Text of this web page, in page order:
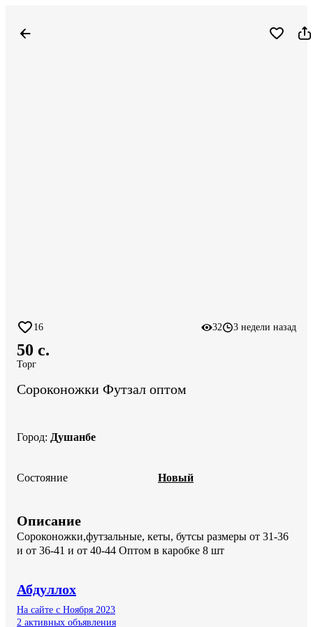
16 32 3 недели назад
50 c.
Торг
Сороконожки Футзал оптом
Город: Душанбе
Состояние Новый
Описание
Сороконожки,футзальные, кеты, бутсы размеры от 31-36
и от 36-41 и от 40-44 Оптом в каробке 8 шт
Абдуллох
На сайте с Ноября 2023
2 активных объявления